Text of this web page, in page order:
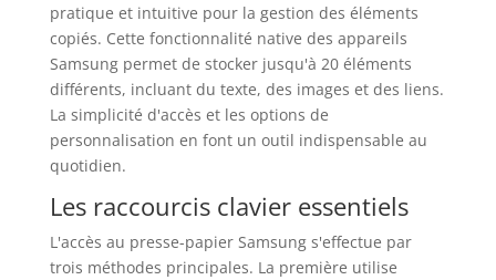
pratique et intuitive pour la gestion des éléments
copiés. Cette fonctionnalité native des appareils
Samsung permet de stocker jusqu'à 20 éléments
différents, incluant du texte, des images et des liens.
La simplicité d'accès et les options de
personnalisation en font un outil indispensable au
quotidien.
Les raccourcis clavier essentiels
L'accès au presse-papier Samsung s'effectue par
trois méthodes principales. La première utilise